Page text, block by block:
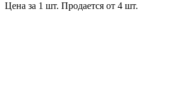
Цена за 1 шт. Продается от 4 шт.